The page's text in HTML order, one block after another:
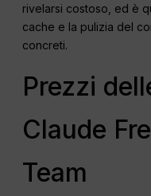
rivelarsi costoso, ed è
cache e la pulizia del
concreti.
Prezzi
Claude
Team